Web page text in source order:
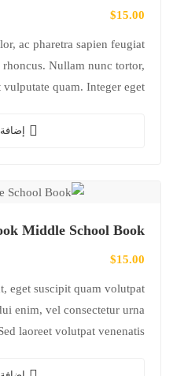
$15.00
ac pharetra sapien feugiat
Nullam nunc tortor,
quam. Integer eget
Middle School Book
$15.00
eget suscipit quam volutpat
enim, vel consectetur urna
laoreet volutpat venenatis.